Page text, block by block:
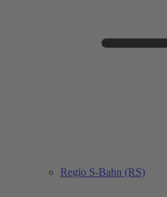
Regio S-Bahn (RS)